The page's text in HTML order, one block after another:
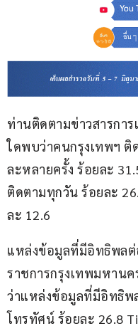
ท่านติดตามข่าวสารกา
ใดพบว่าคนกรุงเทพฯ ติ
ละหลายครั้ง ร้อยละ
ติดตามทุกวัน ร้อยละ
ละ 12.6
แหล่งข้อมูลที่มีอิทธิพลต่
ราชการกรุงเทพมหาน
ว่าแหล่งข้อมูลที่มีอิทธิพ
โทรทัศน์ ร้อยละ 26.8